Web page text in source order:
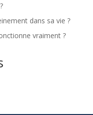
dans sa vie ?
vraiment ?